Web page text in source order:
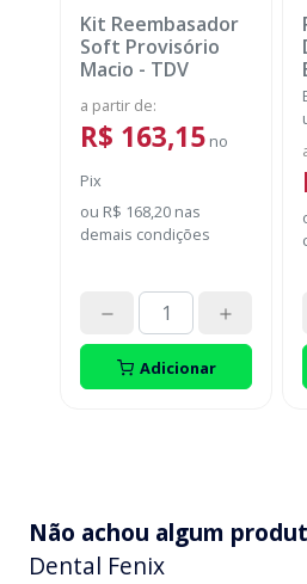
Kit Reembasador
Soft Provisório
Macio - TDV
a partir de:
R$ 163,15 no
Pix
ou R$ 168,20 nas
demais condições
Adicionar
Não achou algum
Dental Fenix